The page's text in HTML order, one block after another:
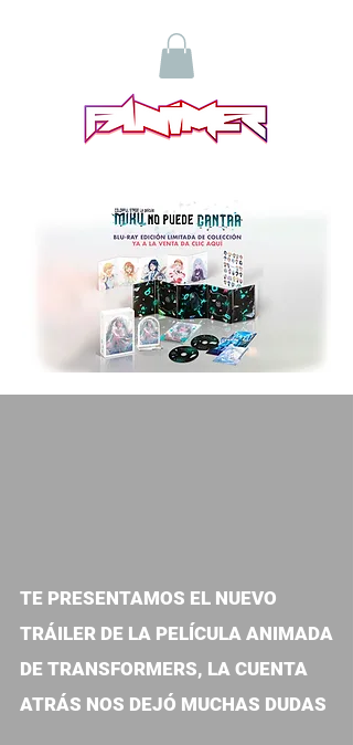
TE PRESENTAMOS EL NUEVO
TRÁILER DE LA PELÍCULA ANIMADA
DE TRANSFORMERS, LA CUENTA
ATRÁS NOS DEJÓ MUCHAS DUDAS